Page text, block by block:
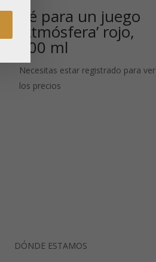
Té para un juego
‘Atmósfera’ rojo,
300 ml
Necesitas estar registrado para ver
los precios
DÓNDE ESTAMOS